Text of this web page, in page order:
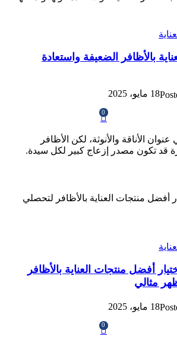
بالأظافر الضعيفة واستعادة
18 مايو، 2025
0
الأناقة والأنوثة، لكن الأظافر
قد تكون مصدر إزعاج كبير لكل سيدة.
أفضل منتجات العناية بالأظافر
مثالي
18 مايو، 2025
0